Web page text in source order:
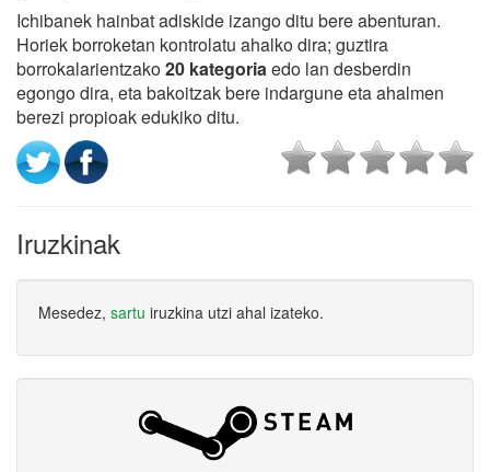
Ichibanek hainbat adiskide izango ditu bere abenturan.
Horiek borroketan kontrolatu ahalko dira; guztira
borrokalarientzako20 kategoriaedo lan desberdin
egongo dira, eta bakoitzak bere indargune eta ahalmen
berezi propioak edukiko ditu.
Iruzkinak
Mesedez, sartu iruzkina utzi ahal izateko.